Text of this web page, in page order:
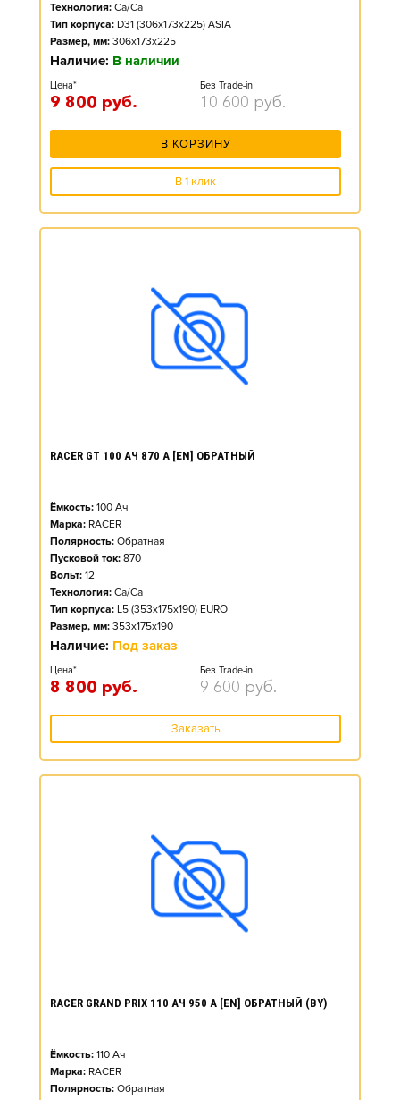
Технология: Ca/Ca
Тип корпуса: D31 (306x173x225) ASIA
Размер, мм: 306x173x225
Наличие: В наличии
Цена*
9 800 руб.
Без Trade-in
10 600 руб.
В КОРЗИНУ
В 1 клик
RACER GT 100 АЧ 870 А [EN] ОБРАТНЫЙ
Ёмкость: 100 Ач
Марка: RACER
Полярность: Обратная
Пусковой ток: 870
Вольт: 12
Технология: Ca/Ca
Тип корпуса: L5 (353x175x190) EURO
Размер, мм: 353x175x190
Наличие: Под заказ
Цена*
8 800 руб.
Без Trade-in
9 600 руб.
Заказать
RACER GRAND PRIX 110 АЧ 950 А [EN] ОБРАТНЫЙ (BY)
Ёмкость: 110 Ач
Марка: RACER
Полярность: Обратная